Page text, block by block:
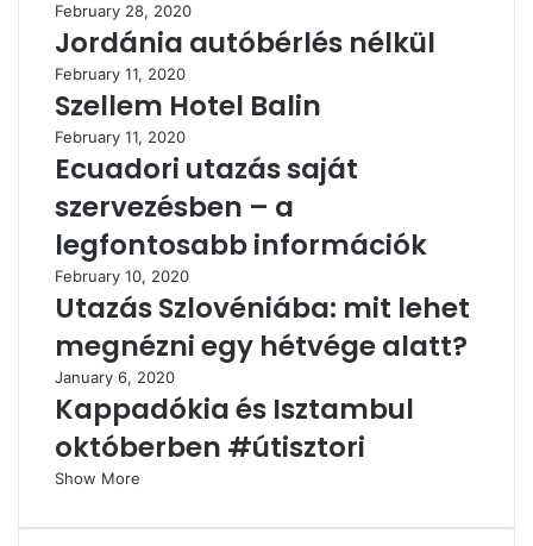
February 28, 2020
Jordánia autóbérlés nélkül
February 11, 2020
Szellem Hotel Balin
February 11, 2020
Ecuadori utazás saját
szervezésben – a
legfontosabb információk
February 10, 2020
Utazás Szlovéniába: mit lehet
megnézni egy hétvége alatt?
January 6, 2020
Kappadókia és Isztambul
októberben #útisztori
Show More